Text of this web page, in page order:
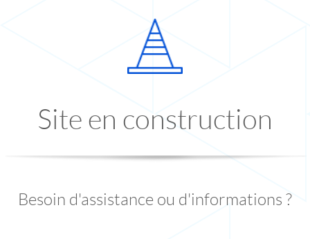
Site en construction
Besoin d'assistance ou d'informations ?